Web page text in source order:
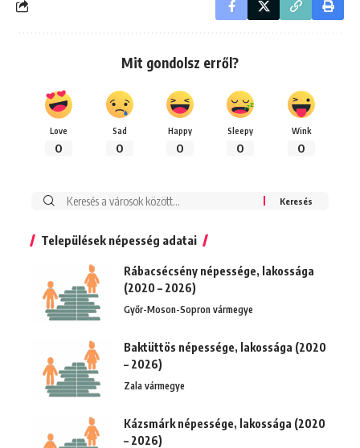
Mit gondolsz erről?
Love
0
Sad
0
Happy
0
Sleepy
0
Wink
0
Keresés:
Települések népesség adatai
Rábacsécsény népessége, lakossága
(2020 – 2026)
Győr-Moson-Sopron vármegye
Baktüttös népessége, lakossága (2020
– 2026)
Zala vármegye
Kázsmárk népessége, lakossága (2020
– 2026)